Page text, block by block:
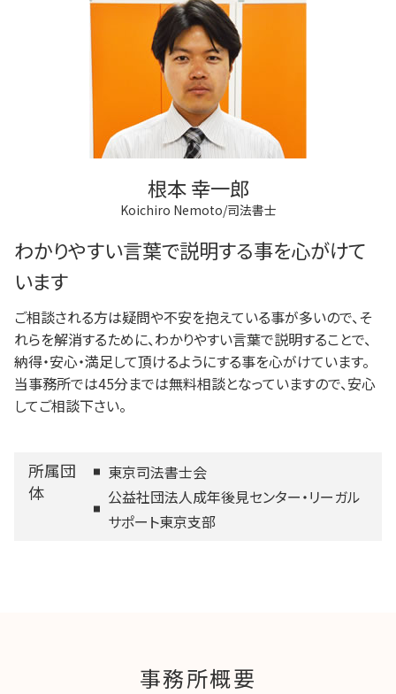
根本 幸一郎
Koichiro Nemoto/司法書士
わかりやすい言葉で説明する事を心がけて
います
ご相談される方は疑問や不安を抱えている事が多いので、そ
れらを解消するために、わかりやすい言葉で説明することで、
納得・安心・満足して頂けるようにする事を心がけています。
当事務所では45分までは無料相談となっていますので、安心
してご相談下さい。
所属団
体
東京司法書士会
公益社団法人成年後見センター・リーガル
サポート東京支部
事務所概要